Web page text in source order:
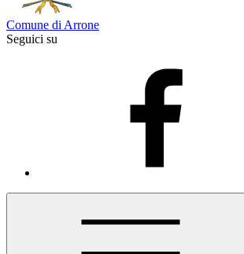
Comune di Arrone
Seguici su